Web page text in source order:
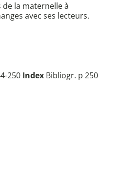
la maternelle à
avec ses lecteurs.
250 Index Bibliogr. p 250